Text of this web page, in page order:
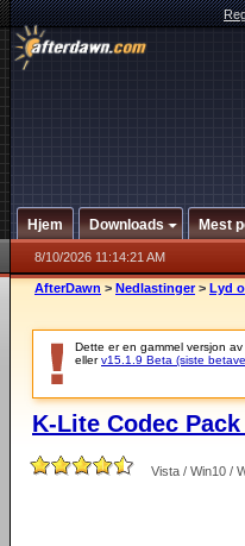
Hjem Downloads Mest
8/10/2026 11:14:21 AM
AfterDawn > Nedlastinger > Lyd
Dette er en gammel versjon
ellerv15.1.9 Beta (siste
K-Lite Codec
Vista / Win10 /